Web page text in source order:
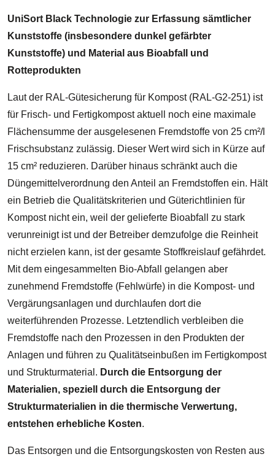
UniSort Black Technologie zur Erfassung sämtlicher
Kunststoffe (insbesondere dunkel gefärbter
Kunststoffe) und Material aus Bioabfall und
Rotteprodukten
Laut der RAL-Gütesicherung für Kompost (RAL-G2-251) ist
für Frisch- und Fertigkompost aktuell noch eine maximale
Flächensumme der ausgelesenen Fremdstoffe von 25 cm²/l
Frischsubstanz zulässig. Dieser Wert wird sich in Kürze auf
15 cm² reduzieren. Darüber hinaus schränkt auch die
Düngemittelverordnung den Anteil an Fremdstoffen ein. Hält
ein Betrieb die Qualitätskriterien und Güterichtlinien für
Kompost nicht ein, weil der gelieferte Bioabfall zu stark
verunreinigt ist und der Betreiber demzufolge die Reinheit
nicht erzielen kann, ist der gesamte Stoffkreislauf gefährdet.
Mit dem eingesammelten Bio-Abfall gelangen aber
zunehmend Fremdstoffe (Fehlwürfe) in die Kompost- und
Vergärungsanlagen und durchlaufen dort die
weiterführenden Prozesse. Letztendlich verbleiben die
Fremdstoffe nach den Prozessen in den Produkten der
Anlagen und führen zu Qualitätseinbußen im Fertigkompost
und Strukturmaterial. Durch die Entsorgung der
Materialien, speziell durch die Entsorgung der
Strukturmaterialien in die thermische Verwertung,
entstehen erhebliche Kosten.
Das Entsorgen und die Entsorgungskosten von Resten aus